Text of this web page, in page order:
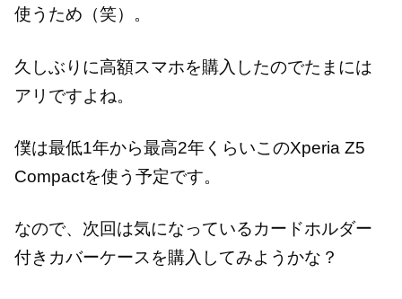
使うため（笑）。
久しぶりに高額スマホを購入したのでたまには
アリですよね。
僕は最低1年から最高2年くらいこのXperia Z5
Compactを使う予定です。
なので、次回は気になっているカードホルダー
付きカバーケースを購入してみようかな？